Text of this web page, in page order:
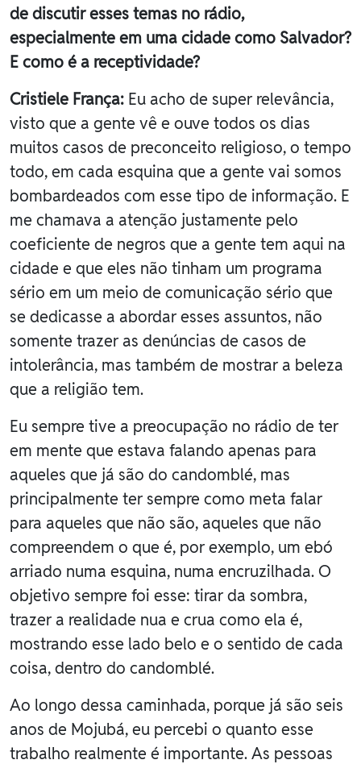
de discutir esses temas no rádio,
especialmente em uma cidade como Salvador?
E como é a receptividade?
Cristiele França: Eu acho de super relevância,
visto que a gente vê e ouve todos os dias
muitos casos de preconceito religioso, o tempo
todo, em cada esquina que a gente vai somos
bombardeados com esse tipo de informação. E
me chamava a atenção justamente pelo
coeficiente de negros que a gente tem aqui na
cidade e que eles não tinham um programa
sério em um meio de comunicação sério que
se dedicasse a abordar esses assuntos, não
somente trazer as denúncias de casos de
intolerância, mas também de mostrar a beleza
que a religião tem.
Eu sempre tive a preocupação no rádio de ter
em mente que estava falando apenas para
aqueles que já são do candomblé, mas
principalmente ter sempre como meta falar
para aqueles que não são, aqueles que não
compreendem o que é, por exemplo, um ebó
arriado numa esquina, numa encruzilhada. O
objetivo sempre foi esse: tirar da sombra,
trazer a realidade nua e crua como ela é,
mostrando esse lado belo e o sentido de cada
coisa, dentro do candomblé.
Ao longo dessa caminhada, porque já são seis
anos de Mojubá, eu percebi o quanto esse
trabalho realmente é importante. As pessoas